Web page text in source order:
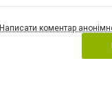
Написати коментар